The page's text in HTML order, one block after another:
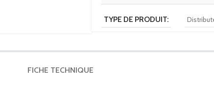
TYPE DE PRODUIT:
ECLASS
FICHE TECHNIQUE